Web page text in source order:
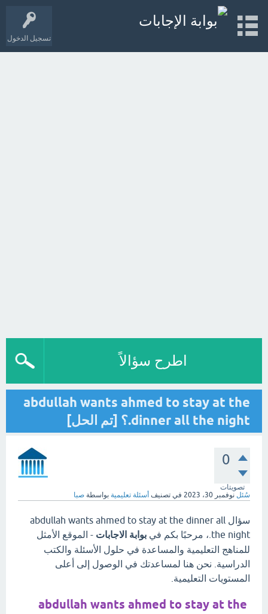
تسجيل الدخول
اطرح سؤالاً
abdullah wants ahmed to stay at the
dinner all the night.؟ [تم الحل]
0
تصويتات
سُئل نوفمبر 30، 2023 في تصنيف أسئلة تعليمية بواسطة صبا
سؤال abdullah wants ahmed to stay at the dinner all
the night.، مرحبًا بكم في
بوابة الاجابات - الموقع الأمثل
للمناهج التعليمية والمساعدة في حلول الأسئلة والكتب
الدراسية. نحن هنا لمساعدتك في الوصول إلى أعلى
المستويات التعليمية.
abdullah wants ahmed to stay at the